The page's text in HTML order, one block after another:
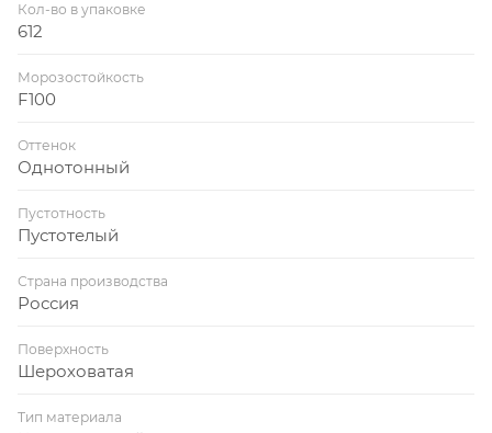
Кол-во в упаковке
612
Морозостойкость
F100
Оттенок
Однотонный
Пустотность
Пустотелый
Страна производства
Россия
Поверхность
Шероховатая
Тип материала